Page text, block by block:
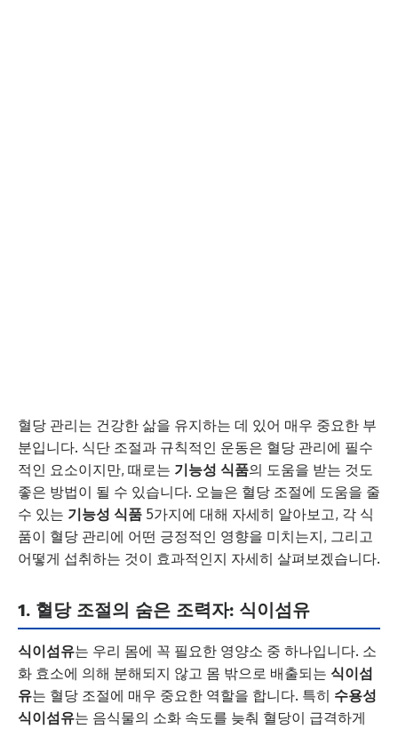
혈당 관리는 건강한 삶을 유지하는 데 있어 매우 중요한 부
분입니다. 식단 조절과 규칙적인 운동은 혈당 관리에 필수
적인 요소이지만, 때로는 기능성 식품의 도움을 받는 것도
좋은 방법이 될 수 있습니다. 오늘은 혈당 조절에 도움을 줄
수 있는 기능성 식품 5가지에 대해 자세히 알아보고, 각 식
품이 혈당 관리에 어떤 긍정적인 영향을 미치는지, 그리고
어떻게 섭취하는 것이 효과적인지 자세히 살펴보겠습니다.
1. 혈당 조절의 숨은 조력자: 식이섬유
식이섬유는 우리 몸에 꼭 필요한 영양소 중 하나입니다. 소
화 효소에 의해 분해되지 않고 몸 밖으로 배출되는 식이섬
유는 혈당 조절에 매우 중요한 역할을 합니다. 특히 수용성
식이섬유는 음식물의 소화 속도를 늦춰 혈당이 급격하게